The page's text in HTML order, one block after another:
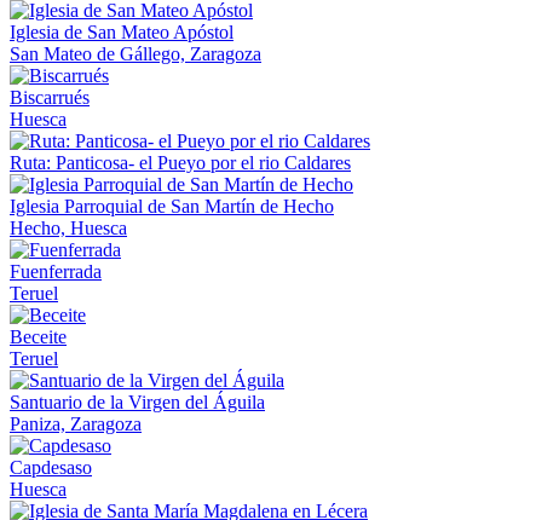
Iglesia de San Mateo Apóstol
San Mateo de Gállego, Zaragoza
Biscarrués
Huesca
Ruta: Panticosa- el Pueyo por el rio Caldares
Iglesia Parroquial de San Martín de Hecho
Hecho, Huesca
Fuenferrada
Teruel
Beceite
Teruel
Santuario de la Virgen del Águila
Paniza, Zaragoza
Capdesaso
Huesca